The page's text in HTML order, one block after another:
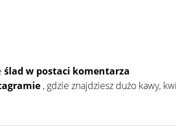
ślad w postaci komentarza
, gdzie znajdziesz dużo kawy,